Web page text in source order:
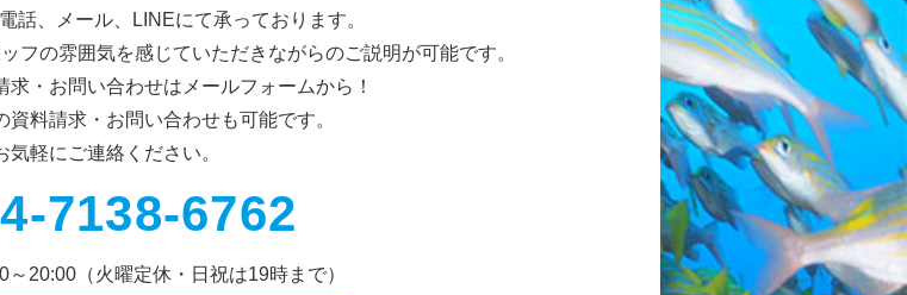
話、メール、
LINEにて承っております。
フの雰囲気を感じていただきながらのご説明が可能です。
求・お問い合わせは メールフォームから！
資料請求・ お問い合わせも可能です。
気軽にご連絡ください。
7138-6762
～20:00 （火曜定休・日祝は19時まで）